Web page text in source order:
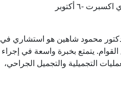
-٦ أكتوبر
محمود شاهين هو استشاري في
يتمتع بخبرة واسعة في إجراء
التجميلية والتجميل الجراحي،